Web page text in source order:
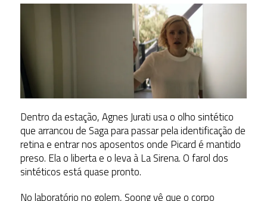
Dentro da estação, Agnes Jurati usa o olho sintético
que arrancou de Saga para passar pela identificação de
retina e entrar nos aposentos onde Picard é mantido
preso. Ela o liberta e o leva à La Sirena. O farol dos
sintéticos está quase pronto.
No laboratório no golem, Soong vê que o corpo